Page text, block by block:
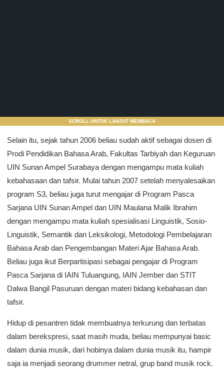
SCROLL UNTUK LANJUT MEMBACA
Selain itu, sejak tahun 2006 beliau sudah aktif sebagai dosen di
Prodi Pendidikan Bahasa Arab, Fakultas Tarbiyah dan Keguruan
UIN Sunan Ampel Surabaya dengan mengampu mata kuliah
kebahasaan dan tafsir. Mulai tahun 2007 setelah menyalesaikan
program S3, beliau juga turut mengajar di Program Pasca
Sarjana UIN Sunan Ampel dan UIN Maulana Malik Ibrahim
dengan mengampu mata kuliah spesialisasi Linguistik, Sosio-
Linguistik, Semantik dan Leksikologi, Metodologi Pembelajaran
Bahasa Arab dan Pengembangan Materi Ajar Bahasa Arab.
Beliau juga ikut Berpartisipasi sebagai pengajar di Program
Pasca Sarjana di IAIN Tuluangung, IAIN Jember dan STIT
Dalwa Bangil Pasuruan dengan materi bidang kebahasan dan
tafsir.
Hidup di pesantren tidak membuatnya terkurung dan terbatas
dalam berekspresi, saat masih muda, beliau mempunyai basic
dalam dunia musik, dari hobinya dalam dunia musik itu, hampir
saja ia menjadi seorang drummer netral, grup band musik rock.